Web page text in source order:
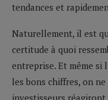
tendances et
Naturellement, il est
certitude à quoi
entreprise. Et même si
les bons chiffres, on
investisseurs réagiront